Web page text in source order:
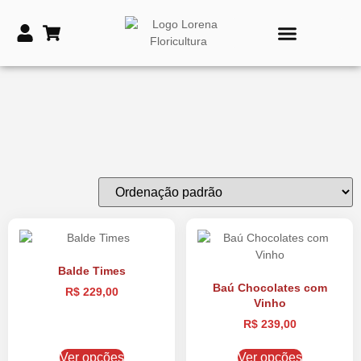
Balde Times
R$229,00
Ver opções
Baú Chocolates com
Vinho
R$239,00
Ver opções